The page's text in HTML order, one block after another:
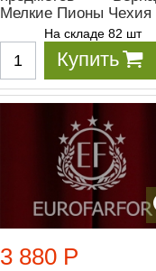
Мелкие Пионы Чехия
На складе 82 шт
Купить
3 880 Р